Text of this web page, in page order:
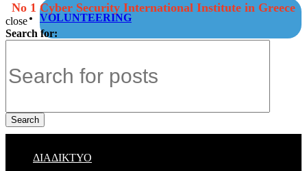
VOLUNTEERING
No 1 Cyber Security International Institute in Greece
close
Search for:
Search
ΔΙΑΔΙΚΤΥΟ